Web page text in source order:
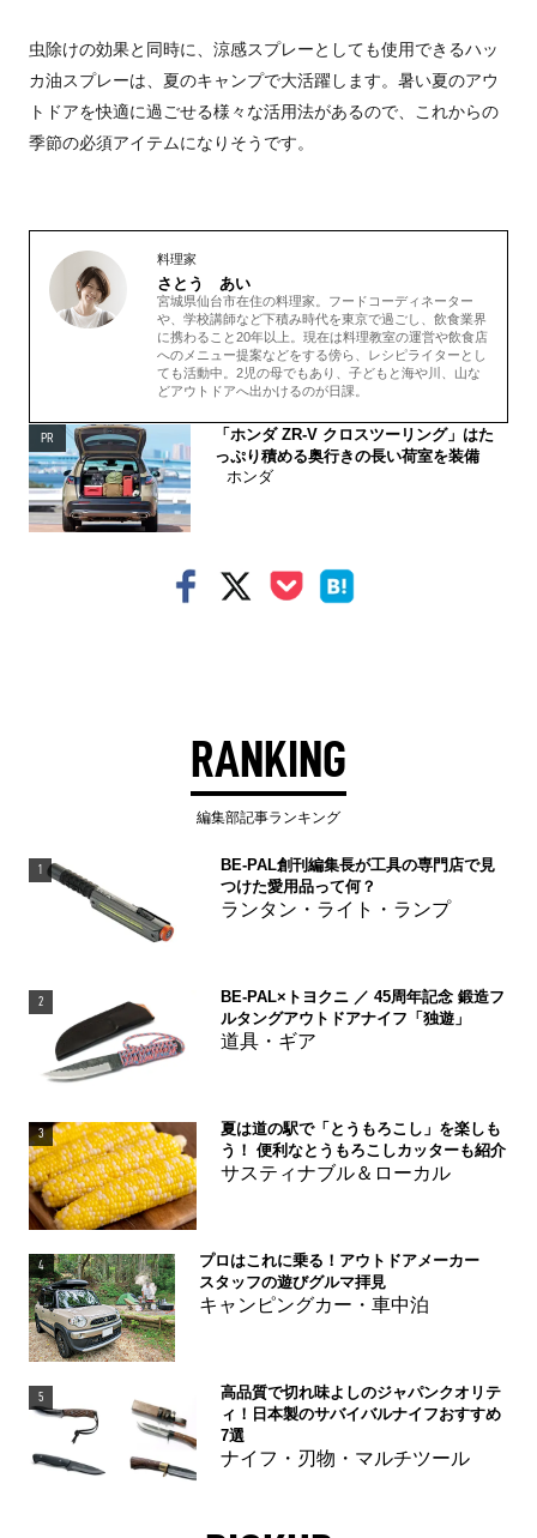
虫除けの効果と同時に、涼感スプレーとしても使用できるハッ
カ油スプレーは、夏のキャンプで大活躍します。暑い夏のアウ
トドアを快適に過ごせる様々な活用法があるので、これからの
季節の必須アイテムになりそうです。
料理家
さとう あい
宮城県仙台市在住の料理家。 フードコーディネーター
や、学校講師など下積み時代を東京で過ごし、飲食業界
に携わること20年以上。 現在は料理教室の運営や飲食店
へのメニュー提案などをする傍ら、レシピライターとし
ても活動中。2児の母でもあり、子どもと海や川、山な
どアウトドアへ出かけるのが日課
PR
「ホンダ ZR-V クロスツーリング」はた
っぷり積める奥行きの長い荷室を装備
ホンダ
RANKING
編集部記事ランキング
1
BE-PAL創刊編集長が工具の専門店で見
つけた愛用品って何？
ランタン・ライト・ランプ
2
BE-PAL×トヨクニ ／ 45周年記念 鍛造フ
ルタングアウトドアナイフ「独遊」
道具・ギア
3
夏は道の駅で「とうもろこし」を楽しも
う！ 便利なとうもろこしカッターも紹介
サスティナブル＆ローカル
4
プロはこれに乗る！アウトドアメーカー
スタッフの遊びグルマ拝見
キャンピングカー・車中泊
5
高品質で切れ味よしのジャパンクオリテ
ィ！日本製のサバイバルナイフおすすめ
7選
ナイフ・刃物・マルチツール